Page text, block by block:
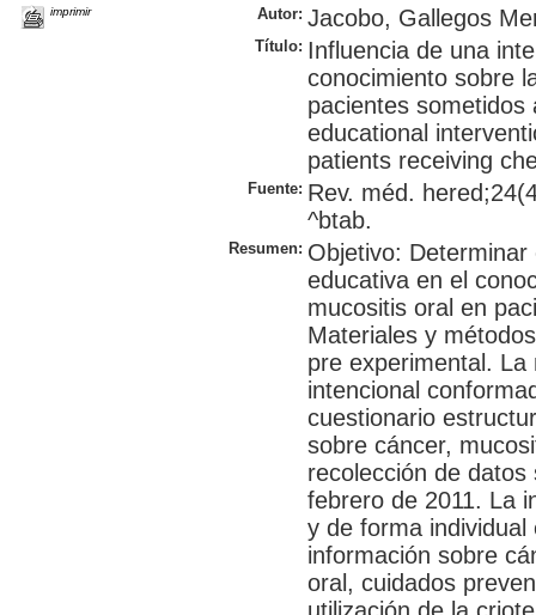
imprimir Autor: Jacobo, Gallegos
Título: Influencia de una
conocimiento sobre
pacientes sometidos
educational
patients receiving
Fuente: Rev. méd.
^btab.
Resumen: Objetivo:
educativa en el
mucositis oral en
Materiales y
pre experimental.
intencional
cuestionario
sobre cáncer,
recolección de
febrero de 2011. La
y de forma individual
información sobre
oral, cuidados
utilización de la